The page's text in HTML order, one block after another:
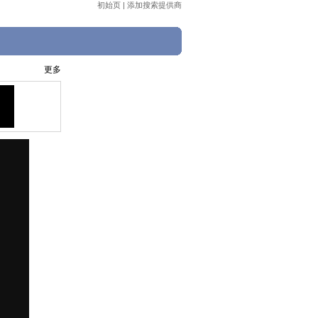
初始页 | 添加搜索提供商
更多